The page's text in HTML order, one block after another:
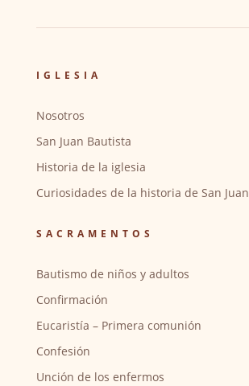
IGLESIA
Nosotros
San Juan Bautista
Historia de la iglesia
Curiosidades de la historia de San Juan
SACRAMENTOS
Bautismo de niños y adultos
Confirmación
Eucaristía – Primera comunión
Confesión
Unción de los enfermos